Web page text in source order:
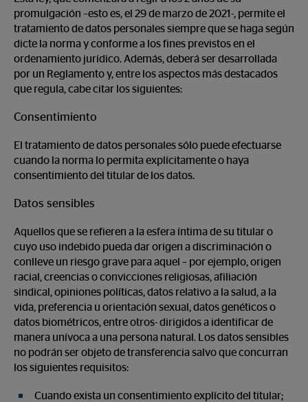
promulgación –esto es, el 29 de marzo de 2021-, permite el
tratamiento de datos personales siempre que se haga según
dicte la norma y conforme a los fines previstos en el
ordenamiento jurídico. Además, deberá ser desarrollada
por un Reglamento y, entre los aspectos más destacados
que regula, cabe citar los siguientes:
Consentimiento
El tratamiento de datos personales sólo puede efectuarse
cuando la norma lo permita explícitamente o haya
consentimiento del titular de los datos.
Datos sensibles
Aquellos que se refieren a la esfera íntima de su titular o
cuyo uso indebido pueda dar origen a discriminación o
conlleve un riesgo grave para aquel – por ejemplo, origen
racial, creencias o convicciones religiosas, afiliación
sindical, opiniones políticas, datos relativo a la salud, a la
vida, preferencia u orientación sexual, datos genéticos o
datos biométricos, entre otros- dirigidos a identificar de
manera unívoca a una persona natural. Los datos sensibles
no podrán ser objeto de transferencia salvo que concurran
los siguientes requisitos:
Cuando exista un consentimiento explícito del titular;